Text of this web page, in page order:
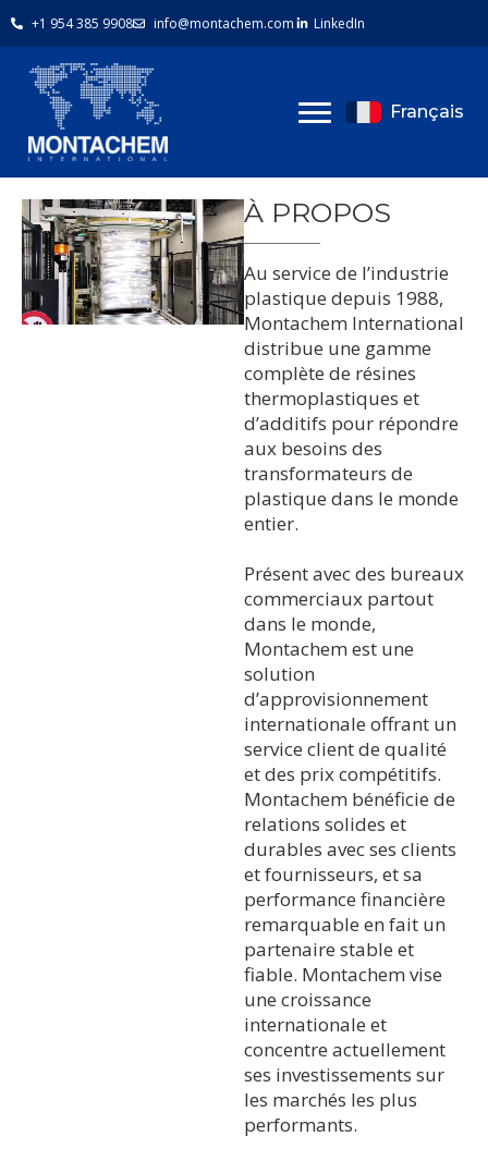
+1 954 385 9908 info@montachem.com LinkedIn
Français
À PROPOS
Au service de l’industrie
plastique depuis 1988,
Montachem International
distribue une gamme
complète de résines
thermoplastiques et
d’additifs pour répondre
aux besoins des
transformateurs de
plastique dans le monde
entier.
Présent avec des bureaux
commerciaux partout
dans le monde,
Montachem est une
solution
d’approvisionnement
internationale offrant un
service client de qualité
et des prix compétitifs.
Montachem bénéficie de
relations solides et
durables avec ses clients
et fournisseurs, et sa
performance financière
remarquable en fait un
partenaire stable et
fiable. Montachem vise
une croissance
internationale et
concentre actuellement
ses investissements sur
les marchés les plus
performants.